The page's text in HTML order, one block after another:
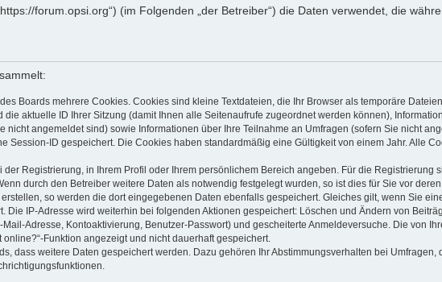
forum.opsi.org“) (im Folgenden „der Betreiber“) die Daten verwendet, die
Boards mehrere Cookies. Cookies sind kleine Textdateien, die Ihr Browser als temporäre
aktuelle ID Ihrer Sitzung (damit Ihnen alle Seitenaufrufe zugeordnet werden können),
nicht angemeldet sind) sowie Informationen über Ihre Teilnahme an Umfragen (sofern Sie nicht
Session-ID gespeichert. Die Cookies haben standardmäßig eine Gültigkeit von einem Jahr. Alle
Registrierung, in Ihrem Profil oder Ihrem persönlichem Bereich angeben. Für die Registrierung
durch den Betreiber weitere Daten als notwendig festgelegt wurden, so ist dies für Sie vor
so werden die dort eingegebenen Daten ebenfalls gespeichert. Gleiches gilt, wenn Sie
Die IP-Adresse wird weiterhin bei folgenden Aktionen gespeichert: Löschen und Ändern von
Adresse, Kontoaktivierung, Benutzer-Passwort) und gescheiterte Anmeldeversuche. Die von
Funktion angezeigt und nicht dauerhaft gespeichert.
dass weitere Daten gespeichert werden. Dazu gehören Ihr Abstimmungsverhalten bei